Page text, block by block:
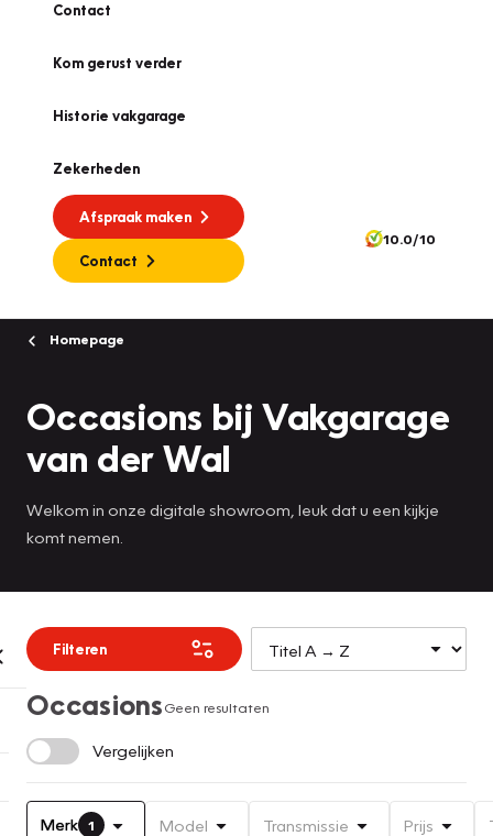
Contact
Kom gerust verder
Historie vakgarage
Zekerheden
Afspraak maken
Contact
10.0/10
Homepage
Occasions bij Vakgarage
van der Wal
Welkom in onze digitale showroom, leuk dat u een kijkje
komt nemen.
Filteren
OccasionsGeen resultaten
Vergelijken
Merk 1 Model Transmissie Prijs